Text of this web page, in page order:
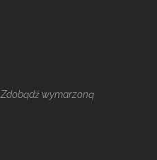
wymarzoną